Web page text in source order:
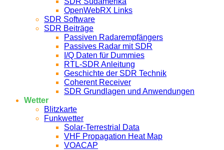
OpenWebRX Links
SDR Software
SDR Beiträge
Passiven Radarempfängers
Passives Radar mit SDR
I/Q Daten für Dummies
RTL-SDR Anleitung
Geschichte der SDR Technik
Coherent Receiver
SDR Grundlagen und Anwendungen
Wetter
Blitzkarte
Funkwetter
Solar-Terrestrial Data
VHF Propagation Heat Map
VOACAP